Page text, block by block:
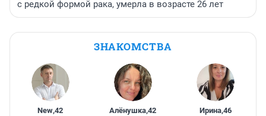
с редкой формой рака, умерла в возрасте 26 лет
ЗНАКОМСТВА
New,42 Алёнушка,42 Ирина,46